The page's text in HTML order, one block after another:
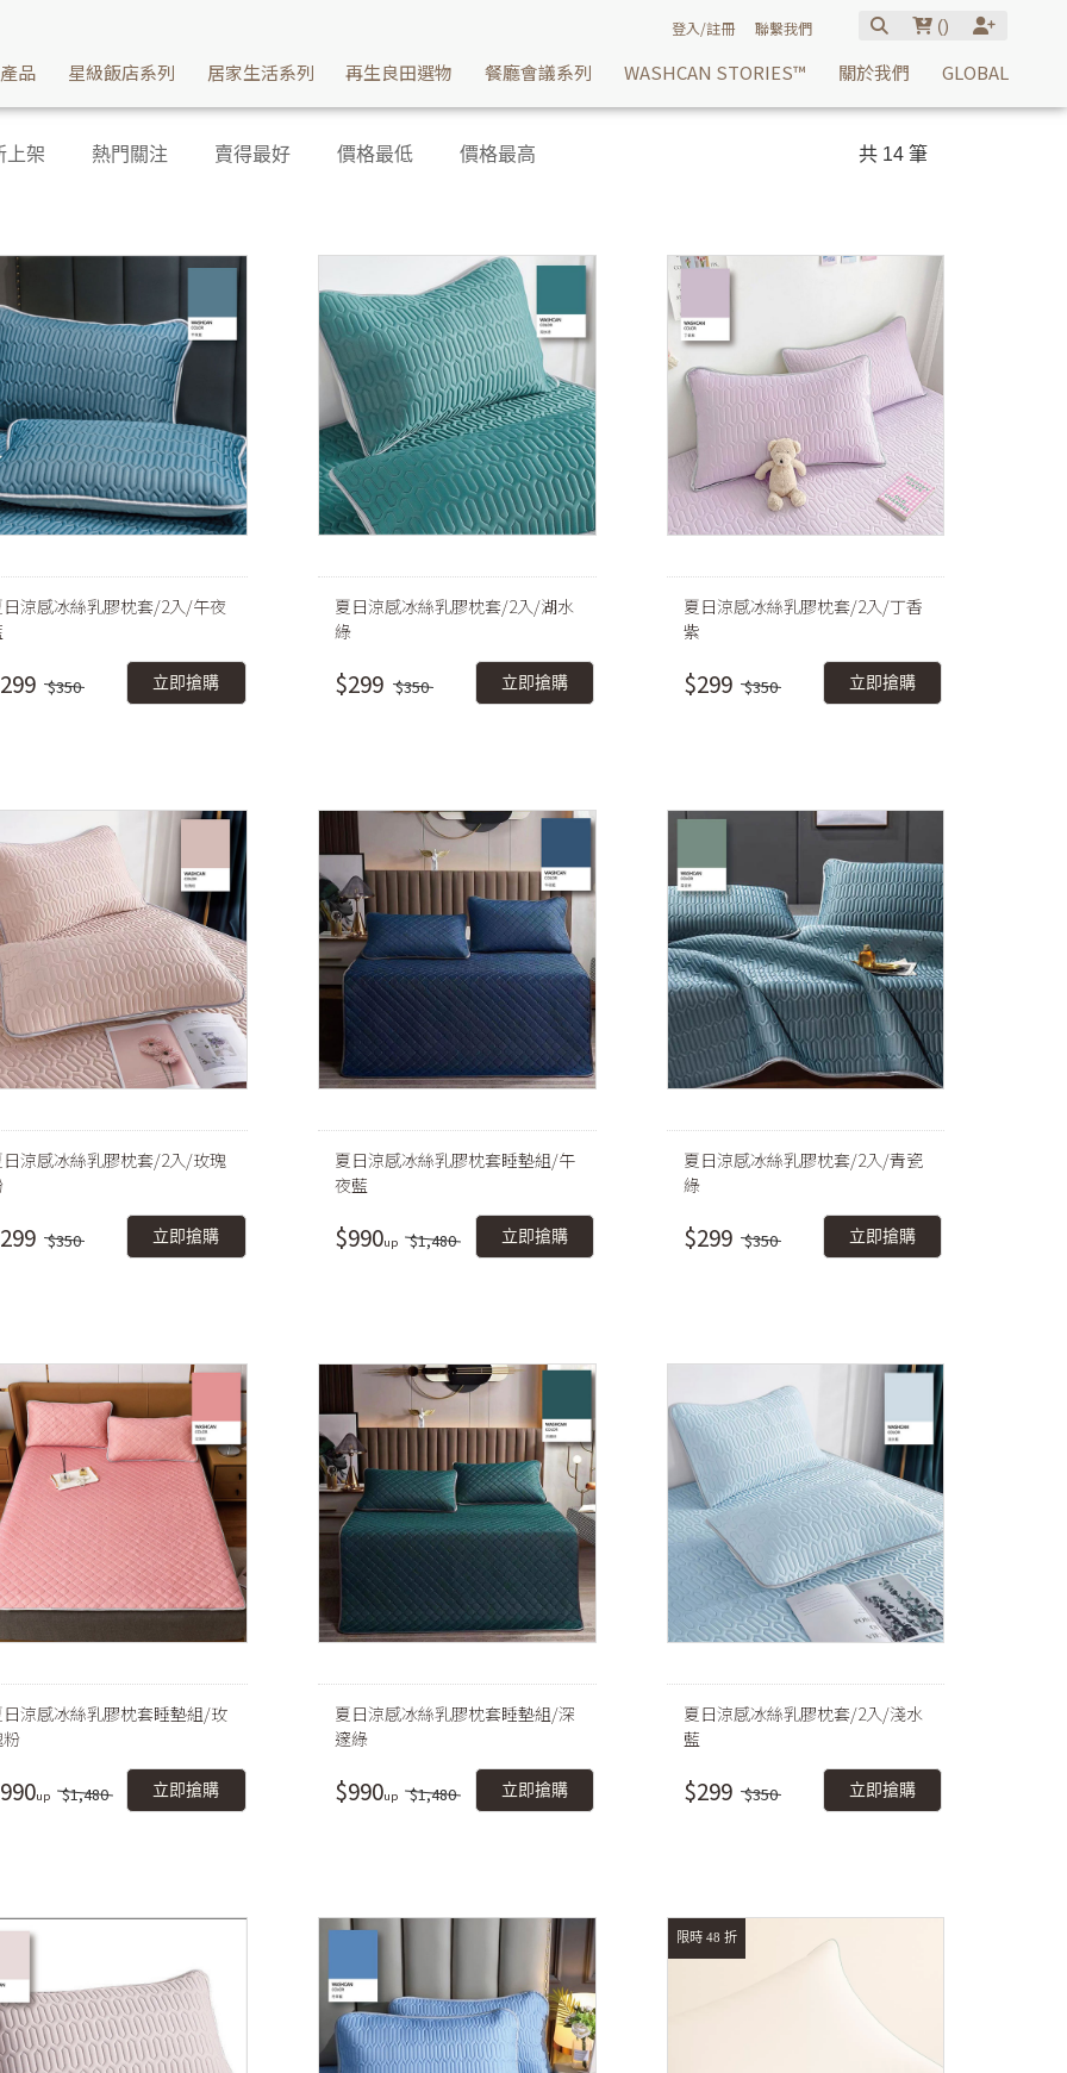
登入/註冊 聯繫我們 ()
品 星級飯店系列 居家生活系列 再生良田選物 餐廳會議系列 WASHCAN STORIES™ 關於我們 GLOBAL
上架 熱門關注 賣得最好 價格最低 價格最高 共 14 筆
涼感冰絲乳膠枕套/2入/午夜
$350 立即搶購
夏日涼感冰絲乳膠枕套/2入/湖水
綠
$299 $350 立即搶購
夏日涼感冰絲乳膠枕套/2入/丁香
紫
$299 $350 立即搶購
涼感冰絲乳膠枕套/2入/玫瑰
$350 立即搶購
夏日涼感冰絲乳膠枕套睡墊組/午
夜藍
$990 $1,480 立即搶購
夏日涼感冰絲乳膠枕套/2入/青瓷
綠
$299 $350 立即搶購
涼感冰絲乳膠枕套睡墊組/玫
$1,480 立即搶購
夏日涼感冰絲乳膠枕套睡墊組/深
邃綠
$990 $1,480 立即搶購
夏日涼感冰絲乳膠枕套/2入/淺水
藍
$299 $350 立即搶購
限時 48 折